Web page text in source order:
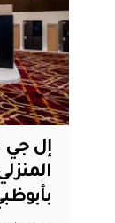
إل جي